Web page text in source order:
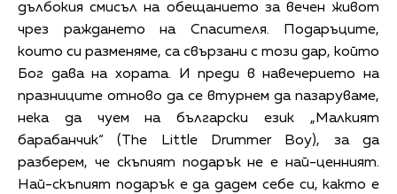
дълбокия смисъл на обещанието за вечен живот
чрез раждането на Спасителя. Подаръците,
които си разменяме, са свързани с този дар, който
Бог дава на хората. И преди в навечерието на
празниците отново да се втурнем да пазаруваме,
нека да чуем на български език „Малкият
барабанчик“ (The Little Drummer Boy), за да
разберем, че скъпият подарък не е най-ценният.
Най-скъпият подарък е да дадем себе си, както е